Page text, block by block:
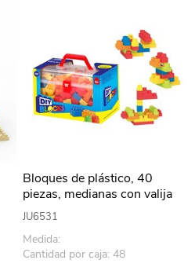
Bloques de plástico, 40
piezas, medianas con valija
JU6531
Medida:
Cantidad por caja: 48